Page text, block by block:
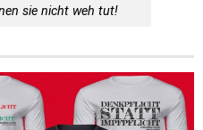
sie nicht weh tut!